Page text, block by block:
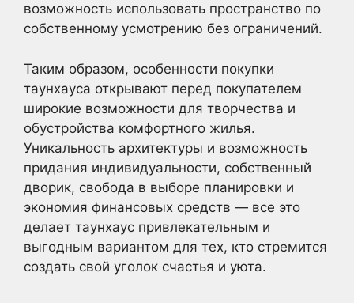
возможность использовать пространство по
собственному усмотрению без ограничений.
Таким образом, особенности покупки
таунхауса открывают перед покупателем
широкие возможности для творчества и
обустройства комфортного жилья.
Уникальность архитектуры и возможность
придания индивидуальности, собственный
дворик, свобода в выборе планировки и
экономия финансовых средств — все это
делает таунхаус привлекательным и
выгодным вариантом для тех, кто стремится
создать свой уголок счастья и уюта.